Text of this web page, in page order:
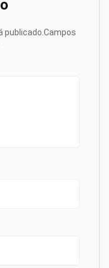
publicado. Campos